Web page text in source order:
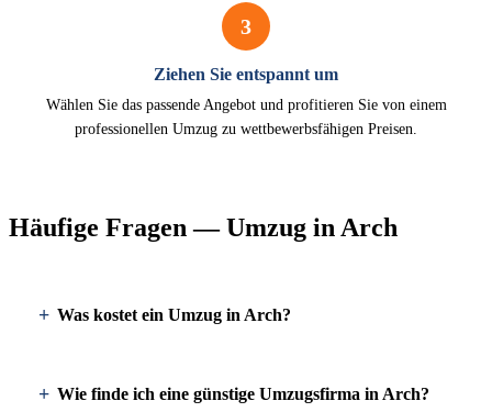
3
Ziehen Sie entspannt um
Wählen Sie das passende Angebot und profitieren Sie von einem
professionellen Umzug zu wettbewerbsfähigen Preisen.
Häufige Fragen — Umzug in Arch
Was kostet ein Umzug in Arch?
Wie finde ich eine günstige Umzugsfirma in Arch?